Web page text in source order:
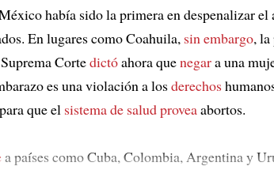
había sido la primera en despenalizar el
En lugares como Coahuila, sin embargo,
Cortedictóahora quenegara una
es una violación a losderechos
para que el sistema de salud proveaabortos.
a países como Cuba, Colombia, Argentina y